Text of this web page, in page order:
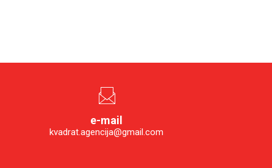
e-mail
kvadrat.agencija@gmail.com